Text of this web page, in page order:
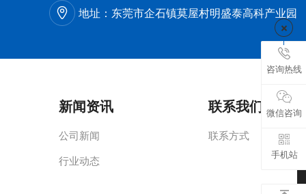
地址： 东莞市企石镇莫屋村明盛泰高科产业园
新闻资讯
公司新闻
行业动态
联系我们
联系方式
咨询热线
微信咨询
手机站